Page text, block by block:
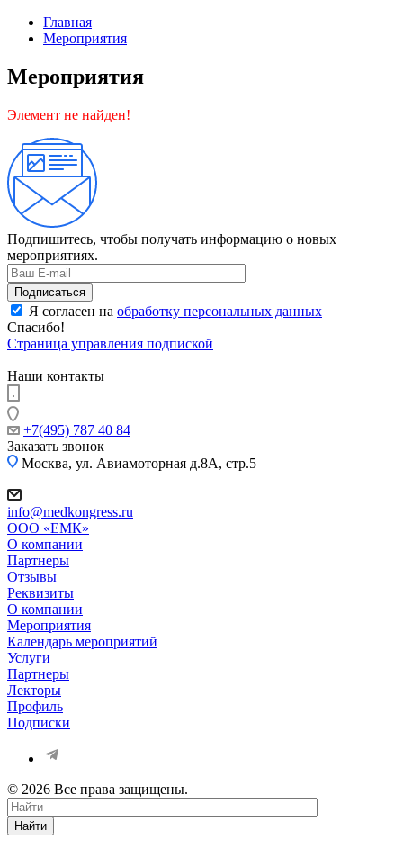
Главная
Мероприятия
Мероприятия
Элемент не найден!
Подпишитесь, чтобы получать информацию о новых
мероприятиях.
Я согласен на обработку персональных данных
Спасибо!
Страница управления подпиской
Наши контакты
+7(495) 787 40 84
Заказать звонок
Москва, ул. Авиамоторная д.8А, стр.5
info@medkongress.ru
OOO «ЕМК»
О компании
Партнеры
Отзывы
Реквизиты
О компании
Мероприятия
Календарь мероприятий
Услуги
Партнеры
Лекторы
Профиль
Подписки
© 2026 Все права защищены.
Найти